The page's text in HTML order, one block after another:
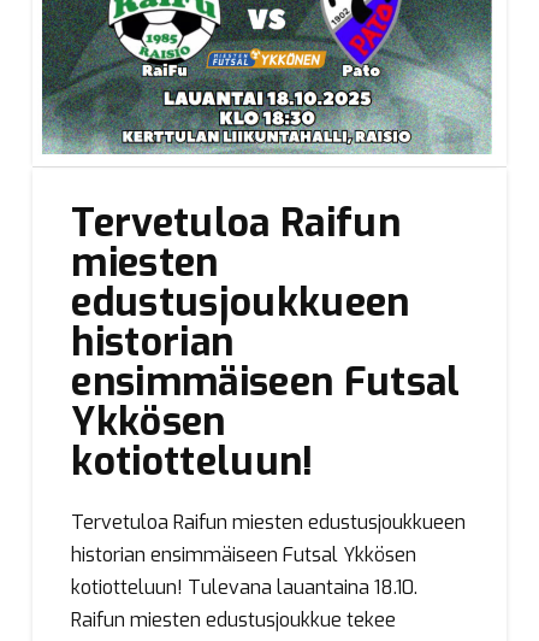
Tervetuloa Raifun
miesten
edustusjoukkueen
historian
ensimmäiseen Futsal
Ykkösen
kotiotteluun!
Tervetuloa Raifun miesten edustusjoukkueen
historian ensimmäiseen Futsal Ykkösen
kotiotteluun! Tulevana lauantaina 18.10.
Raifun miesten edustusjoukkue tekee